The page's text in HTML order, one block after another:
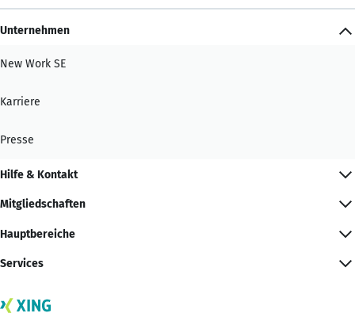
Unternehmen
New Work SE
Karriere
Presse
Hilfe & Kontakt
Mitgliedschaften
Hauptbereiche
Services